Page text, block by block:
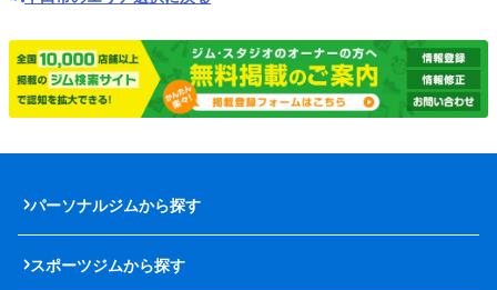
パーソナルジムから探す
スポーツジムから探す